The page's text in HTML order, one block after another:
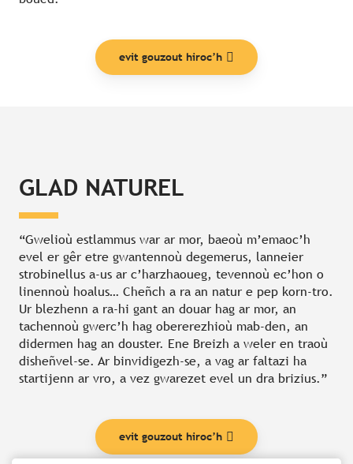
evit gouzout hiroc’h
GLAD NATUREL
“Gwelioù estlammus war ar mor, baeoù m’emaoc’h
evel er gêr etre gwantennoù degemerus, lanneier
strobinellus a-us ar c’harzhaoueg, tevennoù ec’hon o
linennoù hoalus… Cheñch a ra an natur e pep korn-tro.
Ur blezhenn a ra-hi gant an douar hag ar mor, an
tachennoù gwerc’h hag obererezhioù mab-den, an
didermen hag an douster. Ene Breizh a weler en traoù
disheñvel-se. Ar binvidigezh-se, a vag ar faltazi ha
startijenn ar vro, a vez gwarezet evel un dra brizius.”
evit gouzout hiroc’h